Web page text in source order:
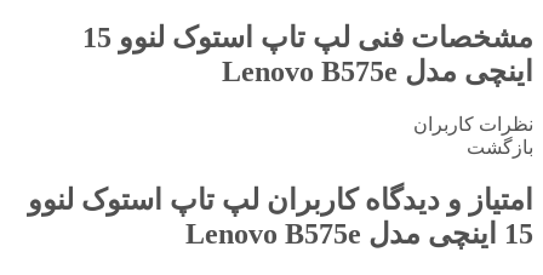
مشخصات فنی
لپ تاپ استوک لنوو 15
اینچی مدل Lenovo B575e
نظرات کاربران
بازگشت
امتیاز و دیدگاه کاربران لپ تاپ استوک لنوو
15 اینچی مدل Lenovo B575e